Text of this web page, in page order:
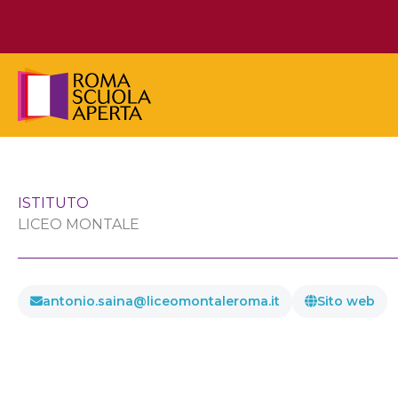
contenuto
ISTITUTO
LICEO MONTALE
antonio.saina@liceomontaleroma.it Sito web